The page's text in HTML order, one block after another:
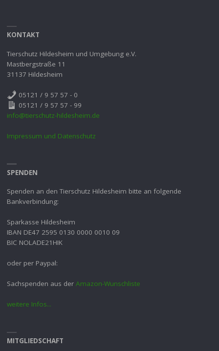
KONTAKT
Tierschutz Hildesheim und Umgebung e.V.
Mastbergstraße 11
31137 Hildesheim
05121 / 9 57 57 - 0
05121 / 9 57 57 - 99
info@tierschutz-hildesheim.de
Impressum und Datenschutz
SPENDEN
Spenden an den Tierschutz Hildesheim bitte an folgende
Bankverbindung:
Sparkasse Hildesheim
IBAN DE47 2595 0130 0000 0010 09
BIC NOLADE21HIK
oder per Paypal:
Sachspenden aus der Amazon-Wunschliste
weitere Infos...
MITGLIEDSCHAFT